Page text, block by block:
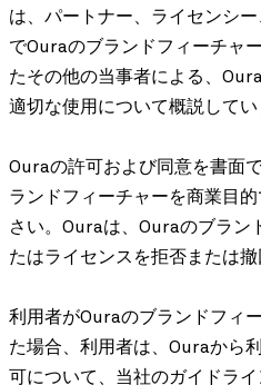
は、パートナー、ライセンシ
でOuraのブランドフィーチャ
たその他の当事者による、
適切な使用について概説してい
Ouraの許可および同意を書面
ランドフィーチャーを商業目
さい。Ouraは、Ouraのブラン
たはライセンスを拒否または
利用者がOuraのブランドフィ
た場合、利用者は、Ouraから
可について、当社のガイドラ